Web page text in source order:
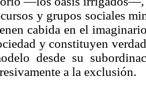
y grupos sociales
cabida en el
y constituyen
desde su
a la exclusión.